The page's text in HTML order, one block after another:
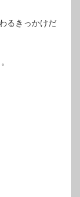
るきっかけだ